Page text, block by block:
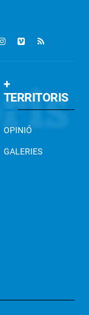
+
TERRITORIS
OPINIÓ
GALERIES